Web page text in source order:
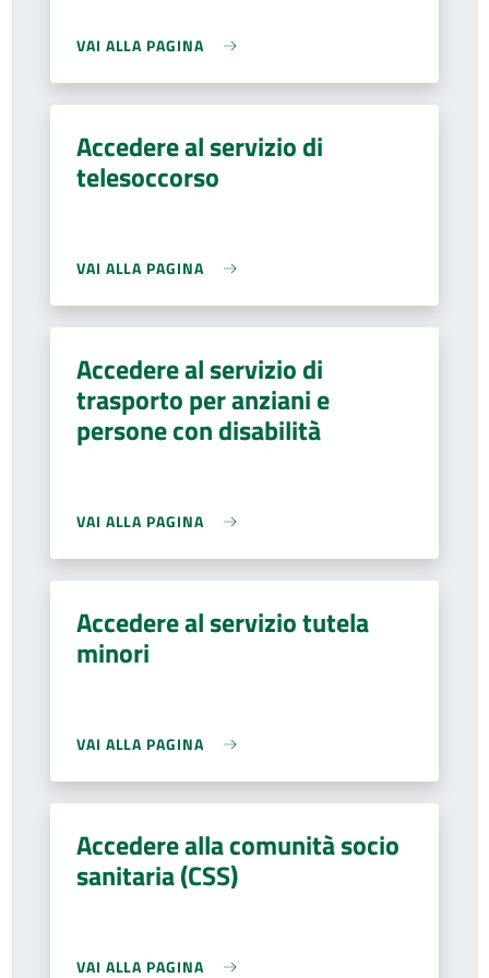
VAI ALLA PAGINA
Accedere al servizio di
telesoccorso
VAI ALLA PAGINA
Accedere al servizio di
trasporto per anziani e
persone con disabilità
VAI ALLA PAGINA
Accedere al servizio tutela
minori
VAI ALLA PAGINA
Accedere alla comunità socio
sanitaria (CSS)
VAI ALLA PAGINA